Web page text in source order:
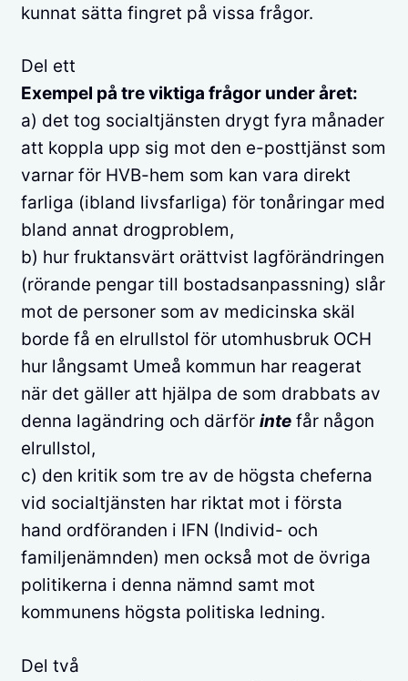
kunnat sätta fingret på vissa frågor.
Del ett
Exempel på tre viktiga frågor under året:
a) det tog socialtjänsten drygt fyra månader
att koppla upp sig mot den e-posttjänst som
varnar för HVB-hem som kan vara direkt
farliga (ibland livsfarliga) för tonåringar med
bland annat drogproblem,
b) hur fruktansvärt orättvist lagförändringen
(rörande pengar till bostadsanpassning) slår
mot de personer som av medicinska skäl
borde få en elrullstol för utomhusbruk OCH
hur långsamt Umeå kommun har reagerat
när det gäller att hjälpa de som drabbats av
denna lagändring och därför inte får någon
elrullstol,
c) den kritik som tre av de högsta cheferna
vid socialtjänsten har riktat mot i första
hand ordföranden i IFN (Individ- och
familjenämnden) men också mot de övriga
politikerna i denna nämnd samt mot
kommunens högsta politiska ledning.
Del två